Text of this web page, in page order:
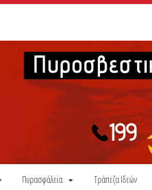
Πυρασφάλεια Τράπεζα Ιδεών